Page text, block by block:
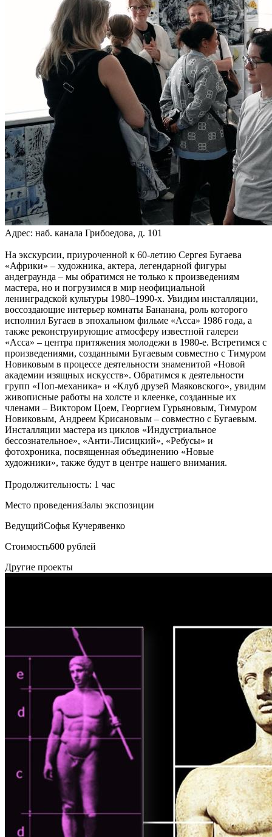
Адрес: наб. канала Грибоедова, д. 101
На экскурсии, приуроченной к 60-летию Сергея Бугаева
«Африки» – художника, актера, легендарной фигуры
андеграунда – мы обратимся не только к произведениям
мастера, но и погрузимся в мир неофициальной
ленинградской культуры 1980–1990-х. Увидим инсталляции,
воссоздающие интерьер комнаты Бананана, роль которого
исполнил Бугаев в эпохальном фильме «Асса» 1986 года, а
также реконструирующие атмосферу известной галереи
«Асса» – центра притяжения молодежи в 1980-е. Встретимся с
произведениями, созданными Бугаевым совместно с Тимуром
Новиковым в процессе деятельности знаменитой «Новой
академии изящных искусств». Обратимся к деятельности
групп «Поп-механика» и «Клуб друзей Маяковского», увидим
живописные работы на холсте и клеенке, созданные их
членами – Виктором Цоем, Георгием Гурьяновым, Тимуром
Новиковым, Андреем Крисановым – совместно с Бугаевым.
Инсталляции мастера из циклов «Индустриальное
бессознательное», «Анти-Лисицкий», «Ребусы» и
фотохроника, посвященная объединению «Новые
художники», также будут в центре нашего внимания.
Продолжительность: 1 час
Место проведенияЗалы экспозиции
ВедущийСофья Кучерявенко
Стоимость600 рублей
Другие проекты